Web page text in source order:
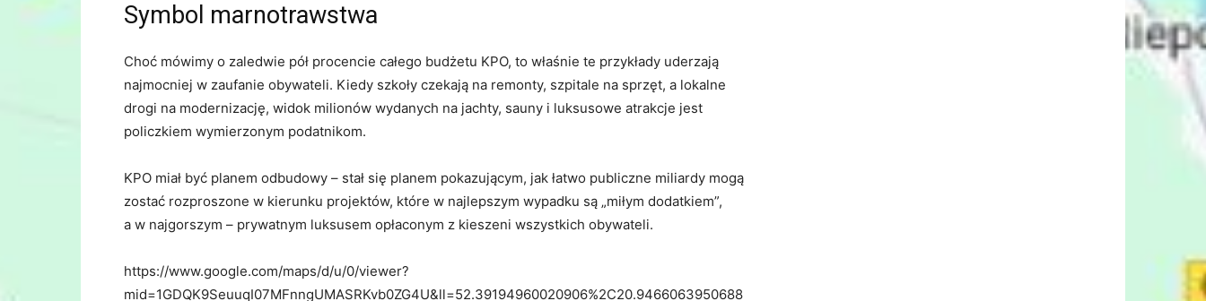
Symbol marnotrawstwa
Choć mówimy o zaledwie pół procencie całego budżetu KPO, to właśnie te przykłady uderzają
najmocniej w zaufanie obywateli. Kiedy szkoły czekają na remonty, szpitale na sprzęt, a lokalne
drogi na modernizację, widok milionów wydanych na jachty, sauny i luksusowe atrakcje jest
policzkiem wymierzonym podatnikom.
KPO miał być planem odbudowy – stał się planem pokazującym, jak łatwo publiczne miliardy mogą
zostać rozproszone w kierunku projektów, które w najlepszym wypadku są „miłym dodatkiem”,
a w najgorszym – prywatnym luksusem opłaconym z kieszeni wszystkich obywateli.
https://www.google.com/maps/d/u/0/viewer?
mid=1GDQK9SeuuqI07MFnngUMASRKvb0ZG4U&ll=52.39194960020906%2C20.9466063950688